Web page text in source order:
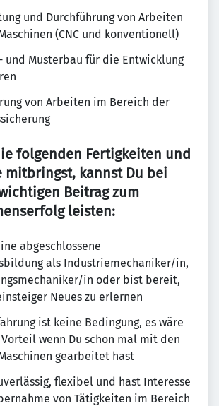
und Durchführung von Arbeiten
(CNC und konventionell)
und Musterbau für die Entwicklung
von Arbeiten im Bereich der
folgenden Fertigkeiten und
mitbringst, kannst Du bei
Beitrag zum
leisten:
abgeschlossene
als Industriemechaniker/in,
in oder bist bereit,
Neues zu erlernen
ist keine Bedingung, es wäre
wenn Du schon mal mit den
Maschinen gearbeitet hast
flexibel und hast Interesse
von Tätigkeiten im Bereich